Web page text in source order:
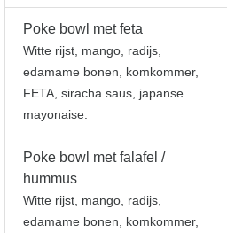
Poke bowl met feta
Witte rijst, mango, radijs,
edamame bonen, komkommer,
FETA, siracha saus, japanse
mayonaise.
Poke bowl met falafel /
hummus
Witte rijst, mango, radijs,
edamame bonen, komkommer,